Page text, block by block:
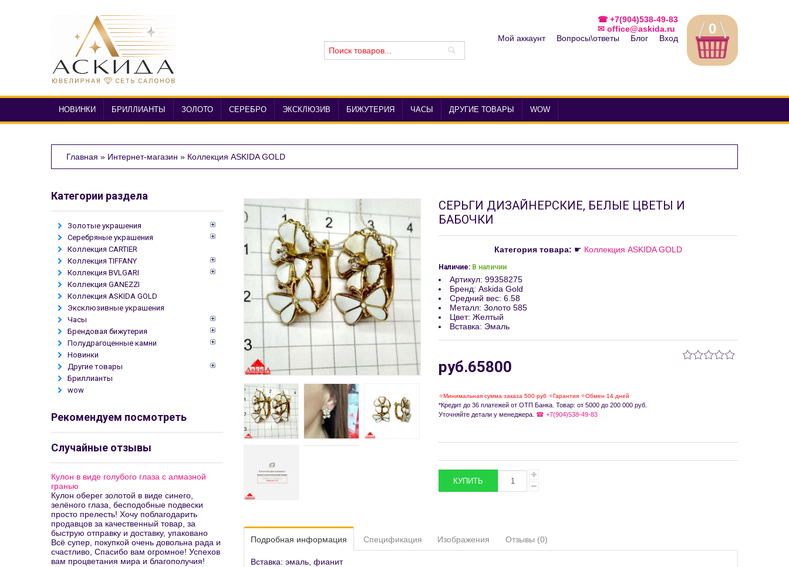
0
☎ +7(904)538-49-83
✉ office@askida.ru
Мой аккаунт
Вопросы\ответы Блог Вход
НОВИНКИ БРИЛЛИАНТЫ ЗОЛОТО СЕРЕБРО ЭКСКЛЮЗИВ БИЖУТЕРИЯ ЧАСЫ ДРУГИЕ ТОВАРЫ WOW
Главная » Интернет-магазин » Коллекция ASKIDA GOLD
СЕРЬГИ ДИЗАЙНЕРСКИЕ, БЕЛЫЕ ЦВЕТЫ И
БАБОЧКИ
Категория товара: ☛ Коллекция ASKIDA GOLD
Наличие: В наличии
Артикул: 99358275
Бренд: Askida Gold
Средний вес: 6.58
Металл: Золото 585
Цвет: Желтый
Вставка: Эмаль
руб.65800
✧Минимальная сумма заказа 500 руб ✧Гарантия ✧Обмен 14 дней
*Кредит до 36 платежей от ОТП Банка. Товар: от 5000 до 200 000 руб.
Уточняйте детали у менеджера. ☎ +7(904)538-49-83
Подробная информация
Вставка: эмаль, фианит
Спецификация Изображения Отзывы (0)
Категории раздела
Золотые украшения
Серебряные украшения
Коллекция CARTIER
Коллекция TIFFANY
Коллекция BVLGARI
Коллекция GANEZZI
Коллекция ASKIDA GOLD
Эксклюзивные украшения
Часы
Брендовая бижутерия
Полудрагоценные камни
Новинки
Другие товары
Бриллианты
wow
Рекомендуем посмотреть
Случайные отзывы
Кулон в виде голубого глаза с алмазной
гранью
Кулон оберег золотой в виде синего,
зелёного глаза, бесподобные подвески
просто прелесть! Хочу поблагодарить
продавцов за качественный товар, за
быструю отправку и доставку, упаковано
Всё супер, покупкой очень довольна рада и
счастливо, Спасибо вам огромное! Успехов
вам процветания мира и благополучия!